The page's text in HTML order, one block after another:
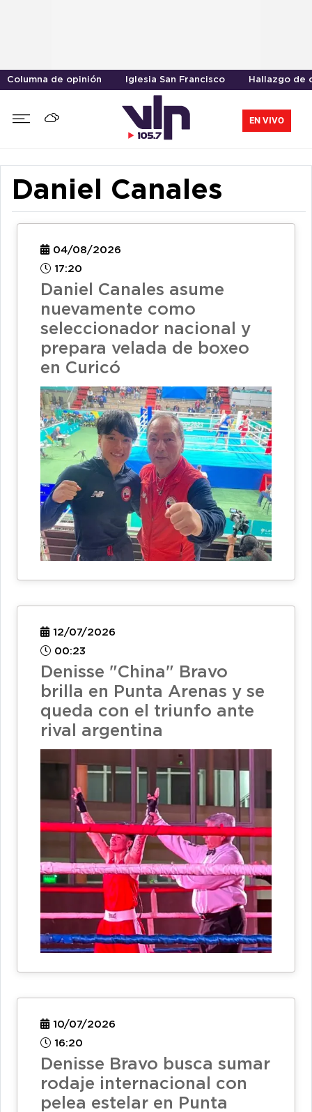
Columna de opinión Iglesia San Francisco Hallazgo de
EN VIVO
Daniel Canales
04/08/2026
17:20
Daniel Canales asume
nuevamente como
seleccionador nacional y
prepara velada de boxeo
en Curicó
12/07/2026
00:23
Denisse "China" Bravo
brilla en Punta Arenas y se
queda con el triunfo ante
rival argentina
10/07/2026
16:20
Denisse Bravo busca sumar
rodaje internacional con
pelea estelar en Punta